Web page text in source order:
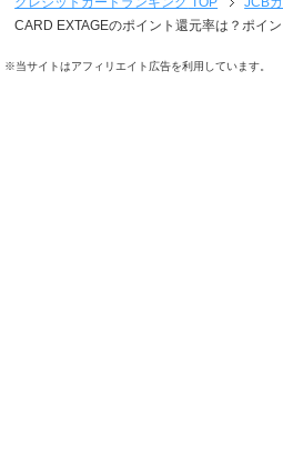
CARD EXTAGEのポイント還元率は？ポイ
※当サイトはアフィリエイト広告を利用しています。